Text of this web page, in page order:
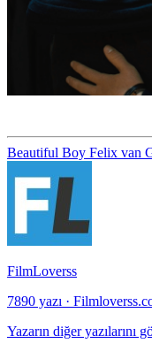
Beautiful Boy Felix van
FilmLoverss
7890 yazı ·
Yazarın diğer yazılarını